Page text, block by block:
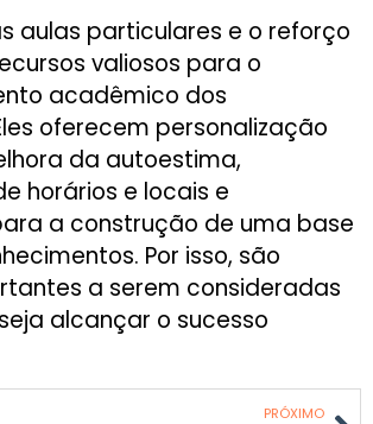
aulas particulares e o reforço
valiosos para o
acadêmico dos
oferecem personalização
da autoestima,
horários e locais e
a construção de uma base
Por isso, são
a serem consideradas
alcançar o sucesso
PRÓXIMO